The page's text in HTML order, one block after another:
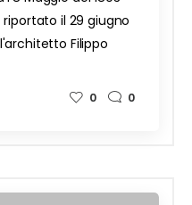
il 29 giugno
Filippo
0 0